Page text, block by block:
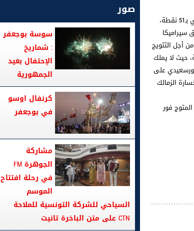
ويتصدر الزمالك جدول الترتيب برصيد 53 نقطة، متقدمًا بفارق نقطتين عن بيراميدز صاحب المركز الثاني بـ51 نقطة،
فريق سيراميكا
من أجل التتويج
على ملعب 30 يونيو فريق سموحة، حيث لا يملك
على
الزمالك
فور
صور
سوسة بوجعفر
: شماريخ
الإحتفال بعيد
الجمهورية
كرنفال اوسو
في بوجعفر
مشاركة
الجوهرة FM
في رحلة افتتاح
الموسم
السياحي للشركة التونسية للملاحة
CTN على متن الباخرة تانيت